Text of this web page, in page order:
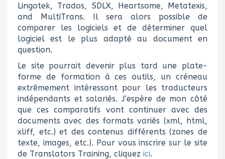
Lingotek, Trados, SDLX, Heartsome, Metatexis,
and MultiTrans. Il sera alors possible de
comparer les logiciels et de déterminer quel
logiciel est le plus adapté au document en
question.
Le site pourrait devenir plus tard une plate-
forme de formation à ces outils, un créneau
extrêmement intéressant pour les traducteurs
indépendants et salariés. J’espère de mon côté
que ces comparatifs vont continuer avec des
documents avec des formats variés (xml, html,
xliff, etc.) et des contenus différents (zones de
texte, images, etc.). Pour vous inscrire sur le site
de Translators Training, cliquez ici.